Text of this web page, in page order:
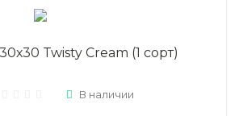
Twisty Cream (1 сорт)
В наличии